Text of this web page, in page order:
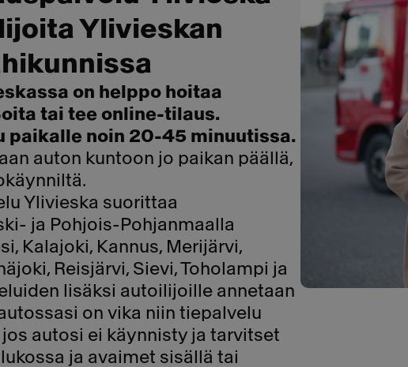
Ylivieskan
on helppo hoitaa
tai tee online-tilaus.
paikalle noin 20-45 minuutissa.
auton kuntoon jo paikan päällä,
Ylivieska suorittaa
ja Pohjois-Pohjanmaalla
Kalajoki, Kannus, Merijärvi,
Reisjärvi, Sievi, Toholampi ja
lisäksi autoilijoille annetaan
on vika niin tiepalvelu
autosi ei käynnisty ja tarvitset
ja avaimet sisällä tai